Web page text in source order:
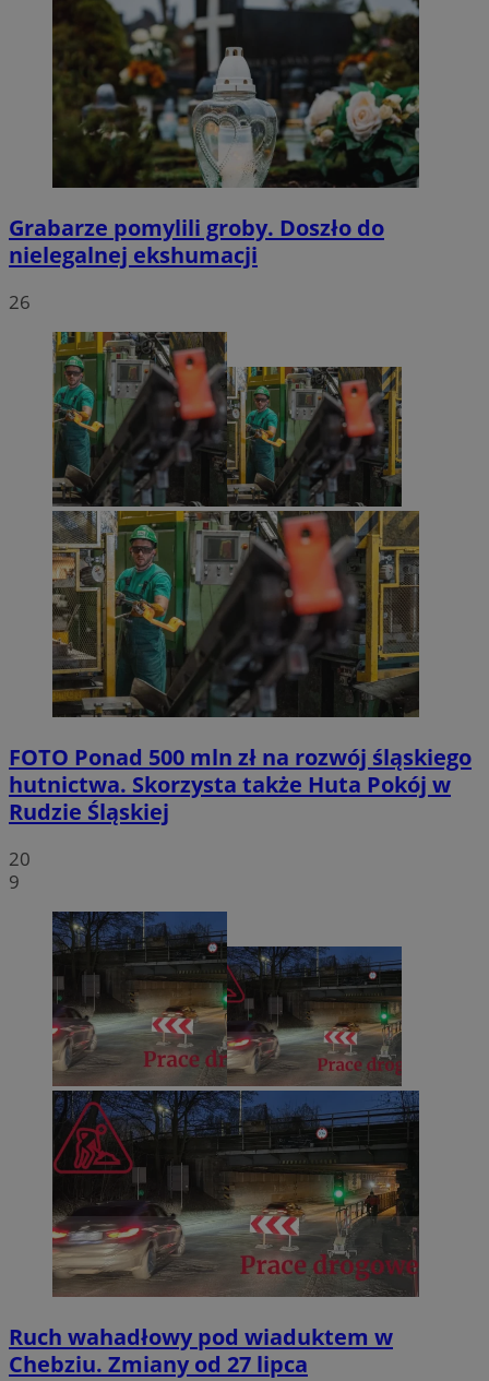
Grabarze pomylili groby. Doszło do
nielegalnej ekshumacji
26
FOTO Ponad 500 mln zł na rozwój śląskiego
hutnictwa. Skorzysta także Huta Pokój w
Rudzie Śląskiej
20
9
Ruch wahadłowy pod wiaduktem w
Chebziu. Zmiany od 27 lipca